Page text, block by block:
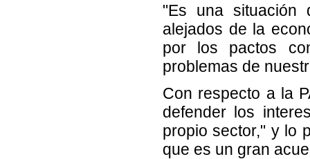
"Es una situación
alejados de la
por los pactos
problemas de
Con respecto a la
defender los
propio sector," y lo
que es un gran